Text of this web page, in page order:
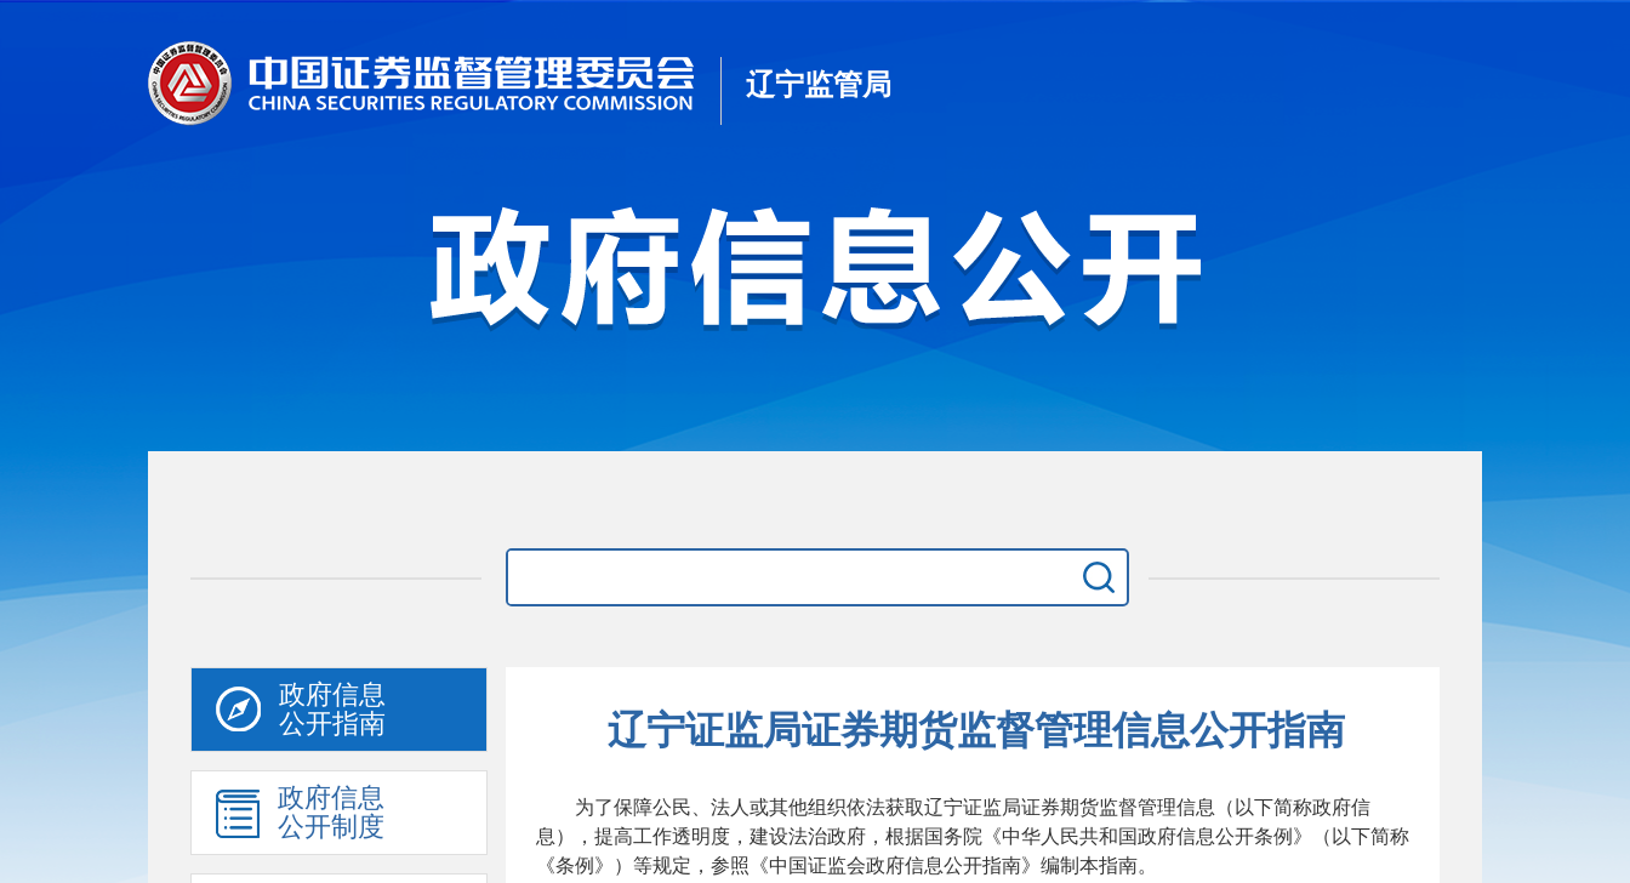
辽宁监管局
政府信息
公开指南
政府信息
公开制度
辽宁证监局证券期货监督管理信息公开指南
为了保障公民、法人或其他组织依法获取辽宁证监局证券期货监督管理信息 （ 以下简称政府信
息 ） ，提高工作透明度，建设法治政府，根据国务院《中华人民共和国政府信息公开条例》 （ 以下简称
《条例》
） 等规定，参照《中国证监会政府信息公开指南》编制本指南。